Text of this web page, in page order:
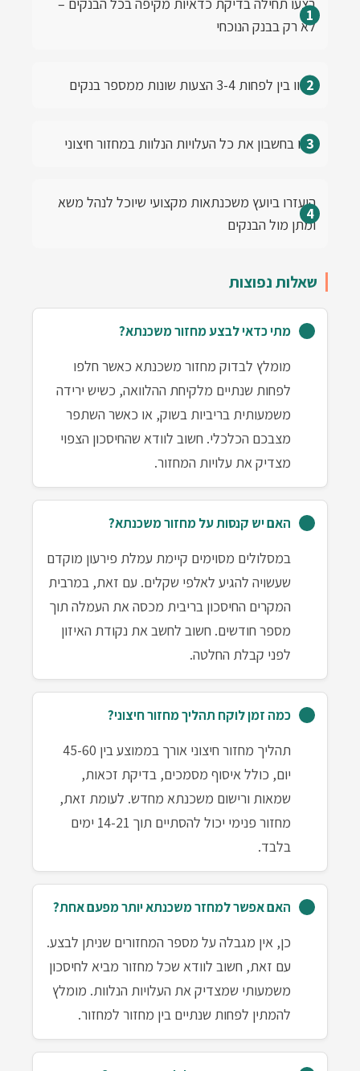
לא רק בבנק הנוכחי
השוו בין לפחות 3-4 הצעות שונות ממספר בנקים
קחו בחשבון את כל העלויות הנלוות במחזור חיצוני
היעזרו ביועץ משכנתאות מקצועי שיוכל לנהל משא
ומתן מול הבנקים
שאלות נפוצות
מתי כדאי לבצע מחזור משכנתא?
מומלץ לבדוק מחזור משכנתא כאשר חלפו
לפחות שנתיים מלקיחת ההלוואה, כשיש ירידה
משמעותית בריביות בשוק, או כאשר השתפר
מצבכם הכלכלי. חשוב לוודא שהחיסכון הצפוי
מצדיק את עלויות המחזור.
האם יש קנסות על מחזור משכנתא?
במסלולים מסוימים קיימת עמלת פירעון מוקדם
שעשויה להגיע לאלפי שקלים. עם זאת, במרבית
המקרים החיסכון בריבית מכסה את העמלה תוך
מספר חודשים. חשוב לחשב את נקודת האיזון
לפני קבלת החלטה.
כמה זמן לוקח תהליך מחזור חיצוני?
תהליך מחזור חיצוני אורך בממוצע בין 45-60
יום, כולל איסוף מסמכים, בדיקת זכאות,
שמאות ורישום משכנתא מחדש. לעומת זאת,
מחזור פנימי יכול להסתיים תוך 14-21 ימים
בלבד.
האם אפשר למחזר משכנתא יותר מפעם אחת?
כן, אין מגבלה על מספר המחזורים שניתן לבצע.
עם זאת, חשוב לוודא שכל מחזור מביא לחיסכון
משמעותי שמצדיק את העלויות הנלוות. מומלץ
להמתין לפחות שנתיים בין מחזור למחזור.